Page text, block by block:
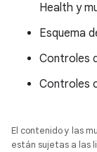
Health y
Esquema
Controles
Controles
El contenido y las
están sujetas a las